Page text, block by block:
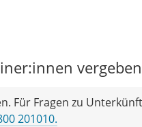
vergeben
Für Fragen zu
201010.